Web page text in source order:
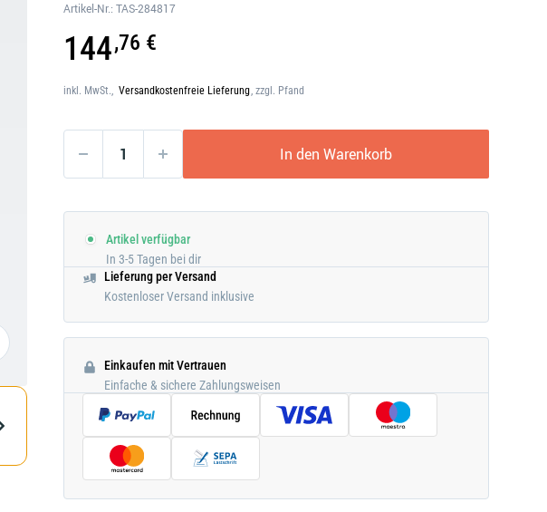
Artikel-Nr.: TAS-284817
abweichen
Galerie
öffnen
144,76 €
inkl. MwSt., Versandkostenfreie Lieferung, zzgl. Pfand
In den Warenkorb
Artikel verfügbar
In 3-5 Tagen bei dir
Lieferung per Versand
Kostenloser Versand inklusive
Einkaufen mit Vertrauen
Einfache & sichere Zahlungsweisen